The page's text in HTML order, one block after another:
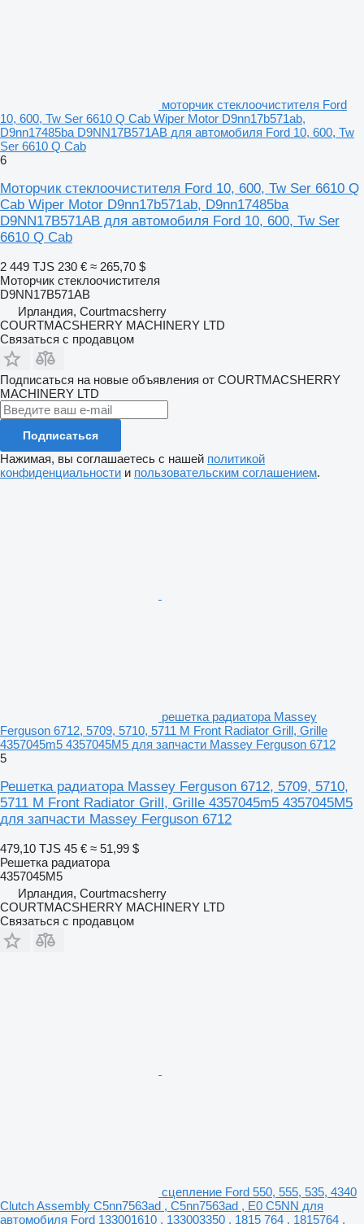
моторчик стеклоочистителя Ford
10, 600, Tw Ser 6610 Q Cab Wiper Motor D9nn17b571ab,
D9nn17485ba D9NN17B571AB для автомобиля Ford 10, 600, Tw
Ser 6610 Q Cab
6
Моторчик стеклоочистителя Ford 10, 600, Tw Ser 6610 Q
Cab Wiper Motor D9nn17b571ab, D9nn17485ba
D9NN17B571AB для автомобиля Ford 10, 600, Tw Ser
6610 Q Cab
2 449 TJS 230 € ≈ 265,70 $
Моторчик стеклоочистителя
D9NN17B571AB
Ирландия, Courtmacsherry
COURTMACSHERRY MACHINERY LTD
Связаться с продавцом
Подписаться на новые объявления от COURTMACSHERRY
MACHINERY LTD
Подписаться
Нажимая, вы соглашаетесь с нашей политикой
конфиденциальности и пользовательским соглашением.
решетка радиатора Massey
Ferguson 6712, 5709, 5710, 5711 M Front Radiator Grill, Grille
4357045m5 4357045M5 для запчасти Massey Ferguson 6712
5
Решетка радиатора Massey Ferguson 6712, 5709, 5710,
5711 M Front Radiator Grill, Grille 4357045m5 4357045M5
для запчасти Massey Ferguson 6712
479,10 TJS 45 € ≈ 51,99 $
Решетка радиатора
4357045M5
Ирландия, Courtmacsherry
COURTMACSHERRY MACHINERY LTD
Связаться с продавцом
сцепление Ford 550, 555, 535, 4340
Clutch Assembly C5nn7563ad , C5nn7563ad , E0 C5NN для
автомобиля Ford 133001610 , 133003350 , 1815 764 , 1815764 ,